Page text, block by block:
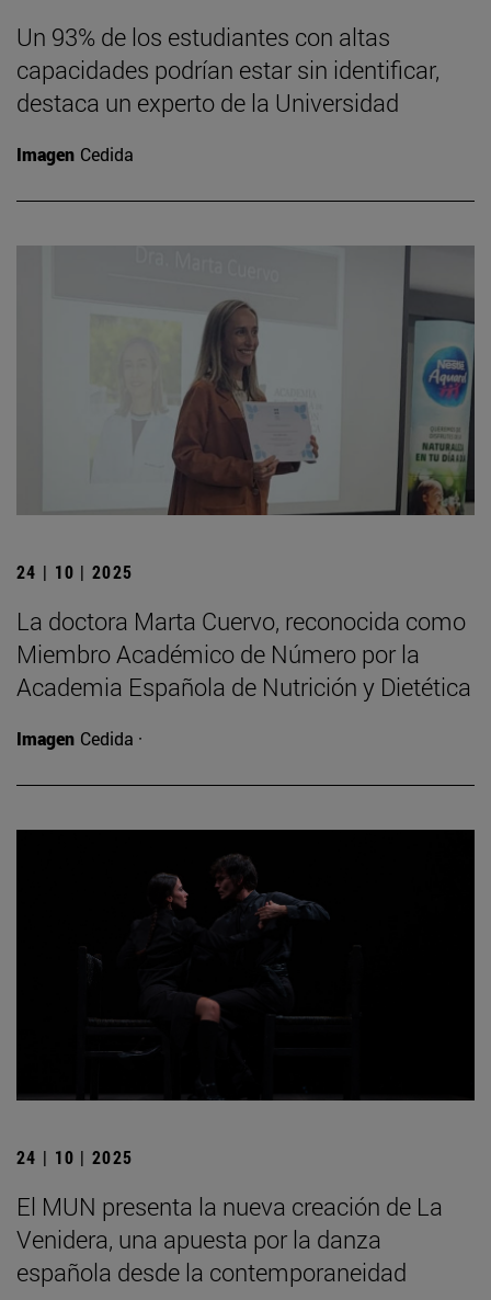
Un 93% de los estudiantes con altas
capacidades podrían estar sin identificar,
destaca un experto de la Universidad
Imagen Cedida
24 | 10 | 2025
La doctora Marta Cuervo, reconocida como
Miembro Académico de Número por la
Academia Española de Nutrición y Dietética
Imagen Cedida ·
24 | 10 | 2025
El MUN presenta la nueva creación de La
Venidera, una apuesta por la danza
española desde la contemporaneidad